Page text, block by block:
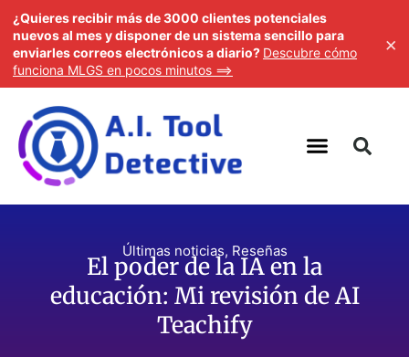
Últimas noticias, Reseñas
El poder de la IA en la
educación: Mi revisión de AI
Teachify
¿Quieres recibir más de 3000 clientes potenciales
nuevos al mes y disponer de un sistema sencillo para
enviarles correos electrónicos a diario? Descubre cómo
funciona MLGS en pocos minutos ==>
×